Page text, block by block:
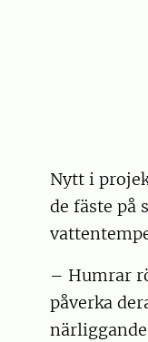
Nytt i
de fäste på
– Humrar
påverka